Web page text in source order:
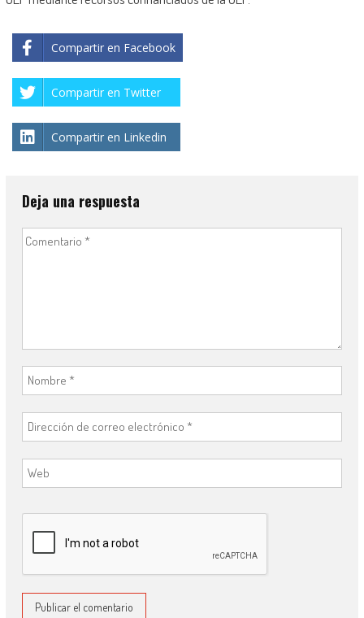
Compartir en Facebook
Compartir en Twitter
Compartir en Linkedin
Deja una respuesta